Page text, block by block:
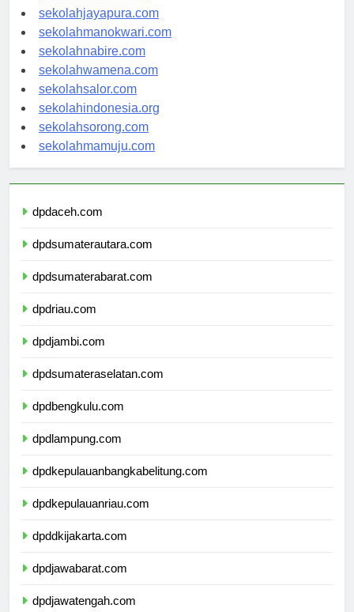
sekolahambon.com
sekolahjayapura.com
sekolahmanokwari.com
sekolahnabire.com
sekolahwamena.com
sekolahsalor.com
sekolahindonesia.org
sekolahsorong.com